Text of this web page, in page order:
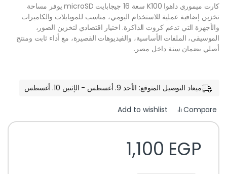
كارت ميموري داهوا K100 سعة 16 جيجابايت microSD يوفر مساحة
تخزين إضافية عملية للاستخدام اليومي، مناسب للموبايلات والكاميرات
والأجهزة التي تدعم كروت الذاكرة. اختيار اقتصادي لتخزين الصور،
الموسيقى، الملفات الأساسية، والفيديوهات القصيرة، مع أداء ثابت ومنتج
أصلي بضمان سنة داخل مصر.
ميعاد التوصيل المتوقع: الأحد 9. أغسطس - الإثنين 10. أغسطس
Compare
Add to wishlist
1,100 EGP